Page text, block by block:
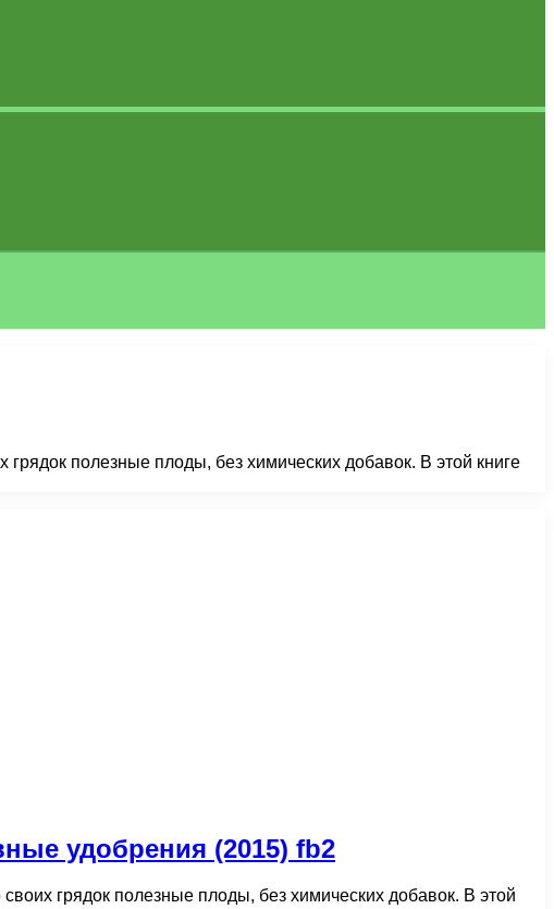
полезные плоды, без химических добавок. В этой книге
удобрения (2015) fb2
грядок полезные плоды, без химических добавок. В этой